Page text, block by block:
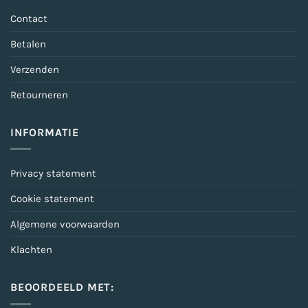
Contact
Betalen
Verzenden
Retourneren
INFORMATIE
Privacy statement
Cookie statement
Algemene voorwaarden
Klachten
BEOORDEELD MET: